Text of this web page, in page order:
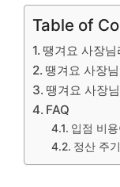
Table of
땡겨요 사장
땡겨요 사장
땡겨요 사장
FAQ
입점 비
정산 주